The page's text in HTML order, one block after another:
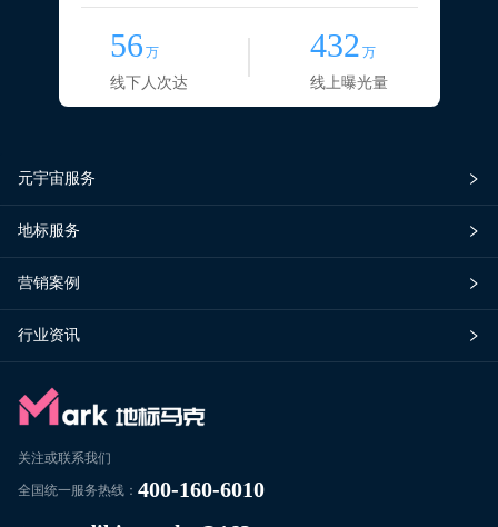
56 万
线下人次达
432 万
线上曝光量
元宇宙服务
地标服务
营销案例
行业资讯
关注或联系我们
全国统一服务热线： 400-160-6010